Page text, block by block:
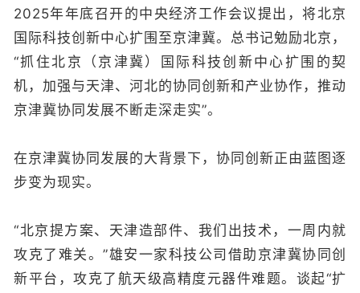
2025年年底召开的中央经济工作会议提出，将北京
国际科技创新中心扩围至京津冀。总书记勉励北京，
“抓住北京（京津冀）国际科技创新中心扩围的契
机，加强与天津、河北的协同创新和产业协作，推动
京津冀协同发展不断走深走实”。
在京津冀协同发展的大背景下，协同创新正由蓝图逐
步变为现实。
“北京提方案、天津造部件、我们出技术，一周内就
攻克了难关。”雄安一家科技公司借助京津冀协同创
新平台，攻克了航天级高精度元器件难题。谈起“扩